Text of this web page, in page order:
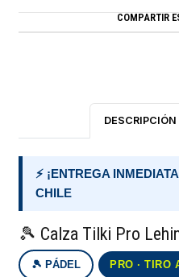
COMPARTIR
DESCRIPCIÓN
⚡ ¡ENTREGA
CHILE
🎾 Calza Tilki Pro
🎾 PÁDEL PRO · TIRO